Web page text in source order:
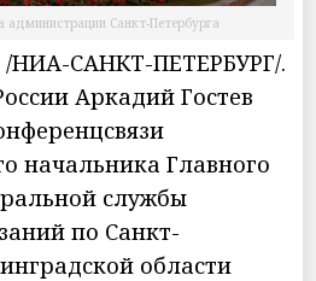
администрации Санкт-Петербурга
/НИА-САНКТ-ПЕТЕРБУРГ/.
Аркадий Гостев
начальника Главного
службы
по Санкт-
области